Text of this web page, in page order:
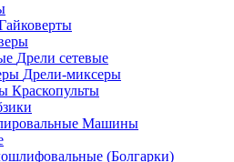
Дрели сетевые
Дрели-миксеры
Краскопульты
Машины